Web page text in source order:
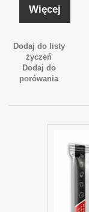
Więcej
Dodaj do listy
życzeń
Dodaj do
porówania